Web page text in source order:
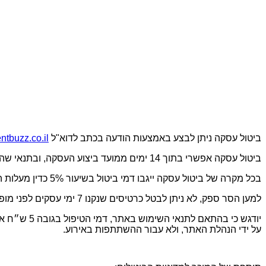
ביטול עסקה ניתן לבצע באמצעות הודעה בכתב לדוא"ל
ביטול עסקה אפשרי בתוך 14 ימים ממועד ביצוע העסקה, ובתנאי שהביטול ייעשה עד לא יאוחר מ – 7 ימים, שאינם ימי מנוחה, לפני מועד האירוע, שבגינו התבצעה ההזמנה.
בכל מקרה של ביטול עסקה ייגבו דמי ביטול בשיעור 5% כדין מעלות הכרטיסים שנרכשו.
למען הסר ספק, לא ניתן לבטל כרטיסים שנקנו 7 ימי עסקים לפני מופע ולא ניתן לקבל בגינם החזר כספי.
יודגש
על ידי הנהלת האתר, ולא עבור ההשתתפות באירוע.